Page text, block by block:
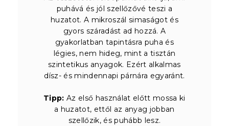
puhává és jól szellőzővé teszi a
huzatot. A mikroszál simaságot és
gyors száradást ad hozzá. A
gyakorlatban tapintásra puha és
légies, nem hideg, mint a tisztán
szintetikus anyagok. Ezért alkalmas
dísz- és mindennapi párnára egyaránt.
Tipp: Az első használat előtt mossa ki
a huzatot, ettől az anyag jobban
szellőzik, és puhább lesz.